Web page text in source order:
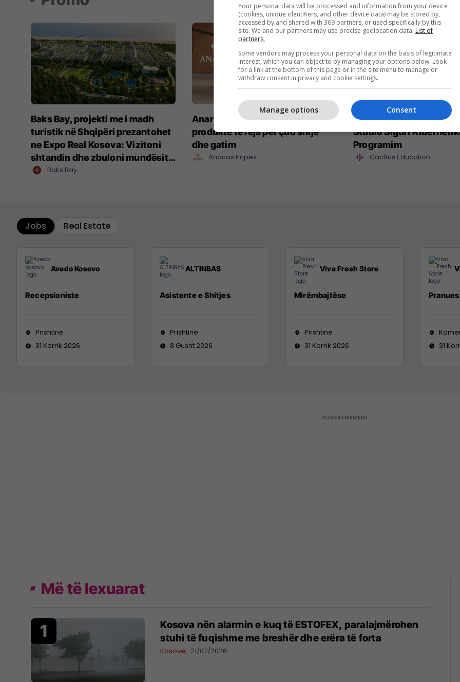
Baks Bay, projekti me i madh
turistik në Shqipëri prezantohet
ne Expo Real Kosova: Vizitoni
shtandin dhe zbuloni mundësitë
e investimit
Baks Bay
Ananas Impex sjell në treg
produkte të reja për çdo shije
dhe gatim
Ananas Impex
Maturant, puno nga
Studio Siguri
Programim
Cacttus Education
Jobs Real Estate
Avedo Kosovo
Recepsioniste
Prishtinë
31 Korrik 2026
ALTINBAS
Asistente e Shitjes
Prishtinë
8 Gusht 2026
Viva Fresh Store
Mirëmbajtëse
Prishtinë
31 Korrik 2026
31
Më të lexuarat
Kosova nën alarmin e kuq të ESTOFEX, paralajmërohen
stuhi të fuqishme me breshër dhe erëra të forta
Kosovë 21/07/2026
Your personal data will be processed and information from your device
(cookies, unique identifiers, and other device data) may be stored by,
accessed by and shared with 369 partners, or used specifically by this
site. We and our partners may use precise geolocation data. List of
partners.
Some vendors may process your personal data on the basis of legitimate
interest, which you can object to by managing your options below. Look
for a link at the bottom of this page or in the site menu to manage or
withdraw consent in privacy and cookie settings.
Consent
Manage options